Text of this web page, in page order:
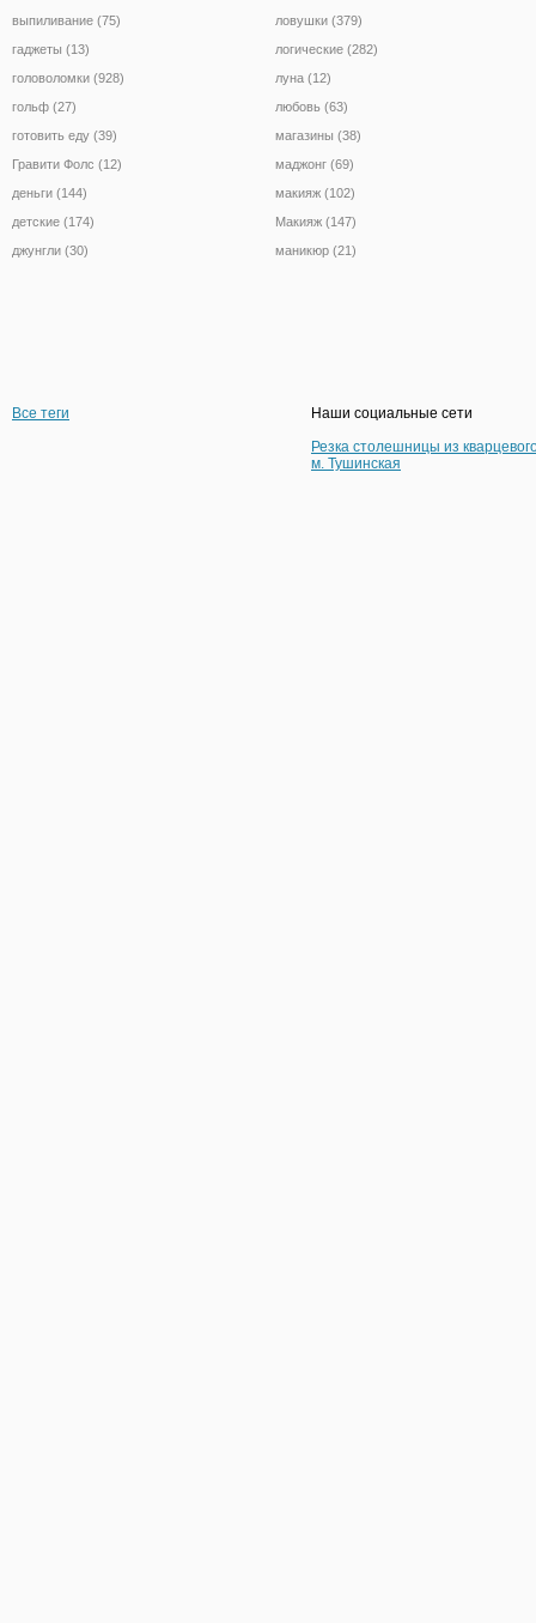
выпиливание (75)
гаджеты (13)
головоломки (928)
гольф (27)
готовить еду (39)
Гравити Фолс (12)
деньги (144)
детские (174)
джунгли (30)
ловушки (379)
логические (282)
луна (12)
любовь (63)
магазины (38)
маджонг (69)
макияж (102)
Макияж (147)
маникюр (21)
Все теги
Наши социальные сети
Резка столешницы из
м. Тушинская